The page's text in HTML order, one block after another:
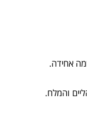
והמלח.